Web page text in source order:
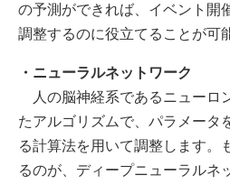
の予測ができれば、イベント開
調整するのに役立てることが可
・ニューラルネットワーク
人の脳神経系であるニューロ
たアルゴリズムで、パラメータ
る計算法を用いて調整します。
るのが、ディープニューラルネ